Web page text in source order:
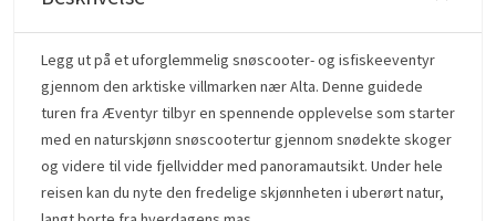
Legg ut på et uforglemmelig snøscooter- og isfiskeeventyr
gjennom den arktiske villmarken nær Alta. Denne guidede
turen fra Æventyr tilbyr en spennende opplevelse som starter
med en naturskjønn snøscootertur gjennom snødekte skoger
og videre til vide fjellvidder med panoramautsikt. Under hele
reisen kan du nyte den fredelige skjønnheten i uberørt natur,